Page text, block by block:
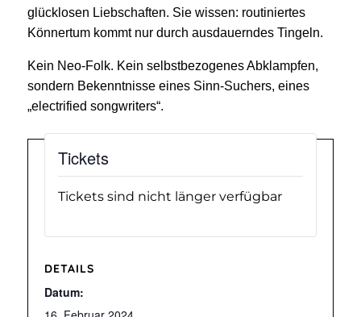
glücklosen Liebschaften. Sie wissen: routiniertes
Könnertum kommt nur durch ausdauerndes Tingeln.
Kein Neo-Folk. Kein selbstbezogenes Abklampfen,
sondern Bekenntnisse eines Sinn-Suchers, eines
„electrified songwriters“.
DETAILS
Datum:
Tickets
Tickets sind nicht länger verfügbar